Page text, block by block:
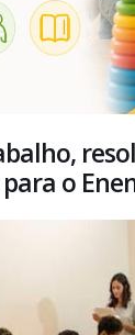
o